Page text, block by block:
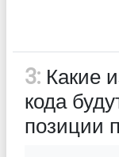
3: Какие
кода
позиции